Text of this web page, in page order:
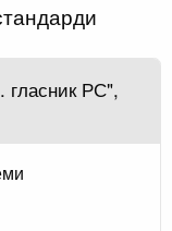
гласник РС",